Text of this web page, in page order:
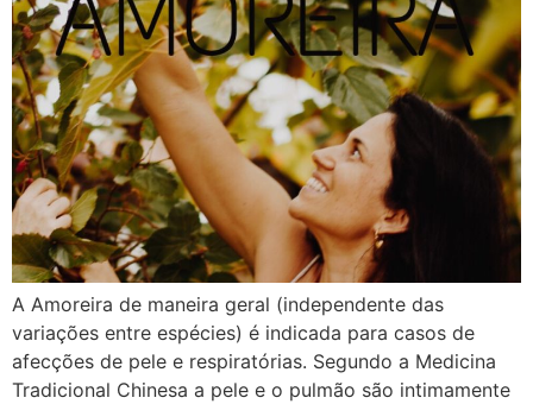
A Amoreira de maneira geral (independente das
variações entre espécies) é indicada para casos de
afecções de pele e respiratórias. Segundo a Medicina
Tradicional Chinesa a pele e o pulmão são intimamente